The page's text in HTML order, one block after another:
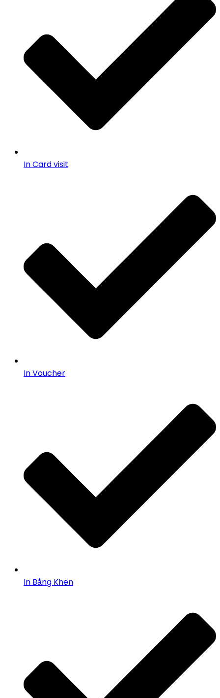
In Card visit
In Voucher
In Bằng Khen